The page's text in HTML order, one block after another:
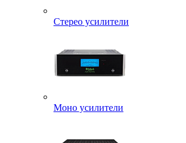
Стерео усилители
Моно усилители